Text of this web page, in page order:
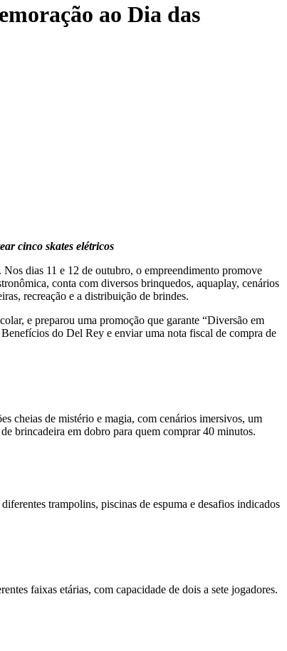
ao Dia das
cinco skates elétricos
dias 11 e 12 de outubro, o empreendimento promove
conta com diversos brinquedos, aquaplay, cenários
recreação e a distribuição de brindes.
e preparou uma promoção que garante “Diversão em
do Del Rey e enviar uma nota fiscal de compra de
cheias de mistério e magia, com cenários imersivos, um
brincadeira em dobro para quem comprar 40 minutos.
trampolins, piscinas de espuma e desafios indicados
faixas etárias, com capacidade de dois a sete jogadores.